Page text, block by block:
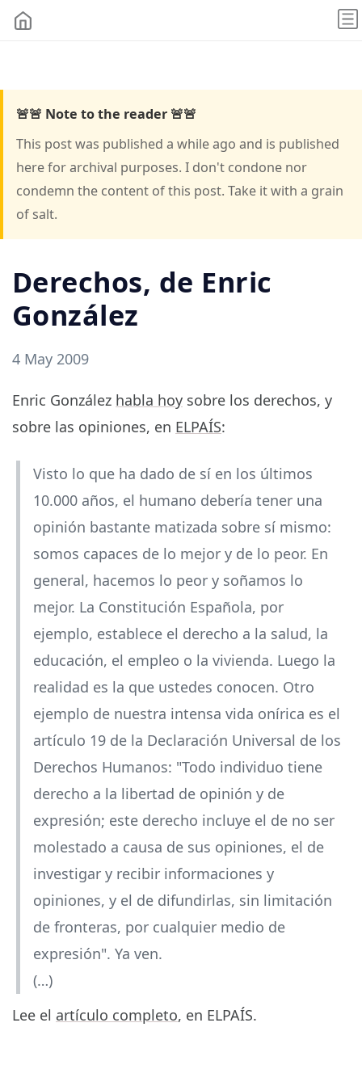
🚨🚨 Note to the reader 🚨🚨
This post was published a while ago and is published
here for archival purposes. I don't condone nor
condemn the content of this post. Take it with a grain
of salt.
Derechos, de Enric
González
4 May 2009
Enric González habla hoy sobre los derechos, y
sobre las opiniones, en ELPAÍS:
Visto lo que ha dado de sí en los últimos
10.000 años, el humano debería tener una
opinión bastante matizada sobre sí mismo:
somos capaces de lo mejor y de lo peor. En
general, hacemos lo peor y soñamos lo
mejor. La Constitución Española, por
ejemplo, establece el derecho a la salud, la
educación, el empleo o la vivienda. Luego la
realidad es la que ustedes conocen. Otro
ejemplo de nuestra intensa vida onírica es el
artículo 19 de la Declaración Universal de los
Derechos Humanos: "Todo individuo tiene
derecho a la libertad de opinión y de
expresión; este derecho incluye el de no ser
molestado a causa de sus opiniones, el de
investigar y recibir informaciones y
opiniones, y el de difundirlas, sin limitación
de fronteras, por cualquier medio de
expresión". Ya ven.
(…)
Lee el artículo completo, en ELPAÍS.